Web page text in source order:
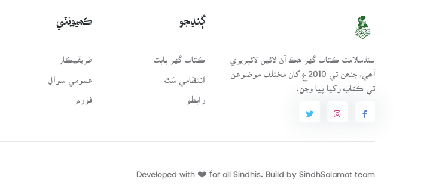
سنڌسلامت ڪتاب گهر ھڪ آن لائين لائبريري
آھي، جنھن تي 2010ع کان مختلف موضوعن
تي ڪتاب رکيا پيا وڃن.
ڳنڍجو
ڪتاب گهر بابت
انتظامي سَٿ
رابطو
ڪميونٽي
طريقيڪار
عمومي سوال
فورم
Developed with ❤️ for all Sindhis. Build by SindhSalamat